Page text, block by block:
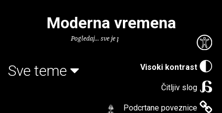
Visoki kontrast
Čitljiv slog
Podcrtane poveznice
Moderna vremena
Pogledaj... sve je puno knjiga.
Sve teme